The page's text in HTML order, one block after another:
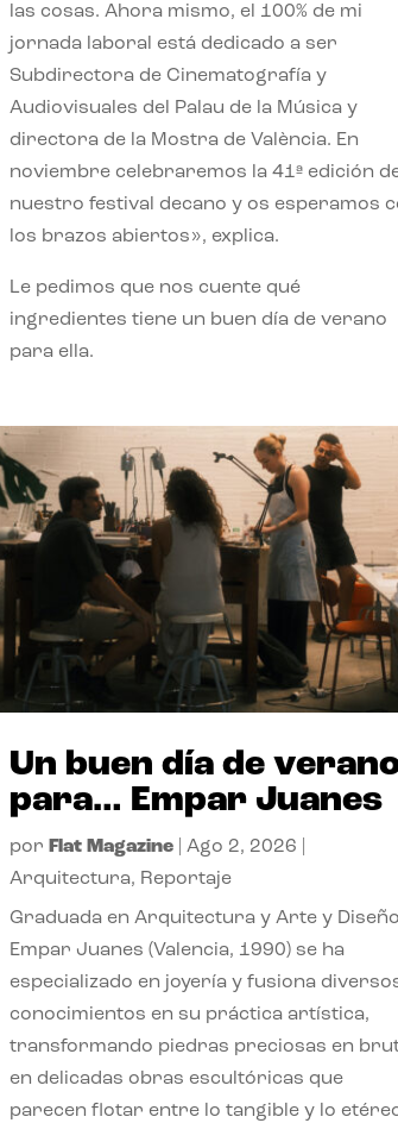
las cosas. Ahora mismo, el 100% de mi
jornada laboral está dedicado a ser
Subdirectora de Cinematografía y
Audiovisuales del Palau de la Música y
directora de la Mostra de València. En
noviembre celebraremos la 41ª edición
nuestro festival decano y os esperamos
los brazos abiertos», explica.
Le pedimos que nos cuente qué
ingredientes tiene un buen día de verano
para ella.
Un buen día de
para… Empar Juanes
por Flat Magazine| Ago 2, 2026
Arquitectura, Reportaje
Graduada en Arquitectura y Arte y
Empar Juanes (Valencia, 1990) se ha
especializado en joyería y fusiona
conocimientos en su práctica artística,
transformando piedras preciosas en
en delicadas obras escultóricas que
parecen flotar entre lo tangible y lo